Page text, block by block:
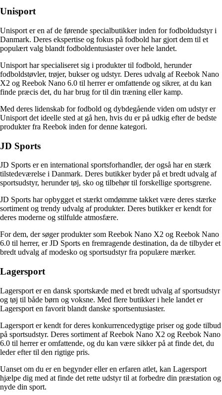
Unisport
Unisport er en af de førende specialbutikker inden for fodboldudstyr i
Danmark. Deres ekspertise og fokus på fodbold har gjort dem til et
populært valg blandt fodboldentusiaster over hele landet.
Unisport har specialiseret sig i produkter til fodbold, herunder
fodboldstøvler, trøjer, bukser og udstyr. Deres udvalg af Reebok Nano
X2 og Reebok Nano 6.0 til herrer er omfattende og sikrer, at du kan
finde præcis det, du har brug for til din træning eller kamp.
Med deres lidenskab for fodbold og dybdegående viden om udstyr er
Unisport det ideelle sted at gå hen, hvis du er på udkig efter de bedste
produkter fra Reebok inden for denne kategori.
JD Sports
JD Sports er en international sportsforhandler, der også har en stærk
tilstedeværelse i Danmark. Deres butikker byder på et bredt udvalg af
sportsudstyr, herunder tøj, sko og tilbehør til forskellige sportsgrene.
JD Sports har opbygget et stærkt omdømme takket være deres stærke
sortiment og trendy udvalg af produkter. Deres butikker er kendt for
deres moderne og stilfulde atmosfære.
For dem, der søger produkter som Reebok Nano X2 og Reebok Nano
6.0 til herrer, er JD Sports en fremragende destination, da de tilbyder et
bredt udvalg af modesko og sportsudstyr fra populære mærker.
Lagersport
Lagersport er en dansk sportskæde med et bredt udvalg af sportsudstyr
og tøj til både børn og voksne. Med flere butikker i hele landet er
Lagersport en favorit blandt danske sportsentusiaster.
Lagersport er kendt for deres konkurrencedygtige priser og gode tilbud
på sportsudstyr. Deres sortiment af Reebok Nano X2 og Reebok Nano
6.0 til herrer er omfattende, og du kan være sikker på at finde det, du
leder efter til den rigtige pris.
Uanset om du er en begynder eller en erfaren atlet, kan Lagersport
hjælpe dig med at finde det rette udstyr til at forbedre din præstation og
nyde din sport.